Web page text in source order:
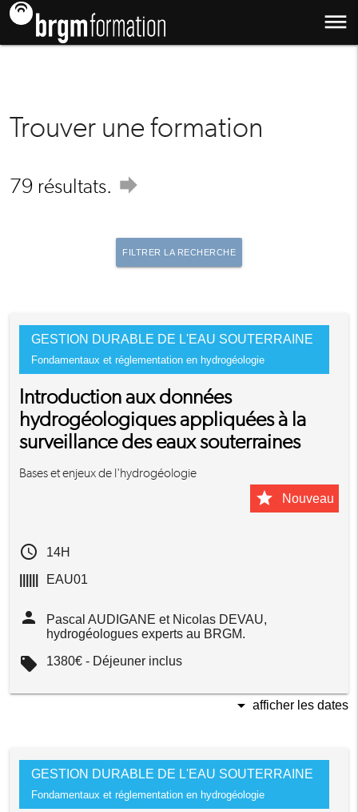
dehaze
Trouver une formation
79 résultats. forward
FILTRER LA RECHERCHE
GESTION DURABLE DE L'EAU SOUTERRAINE
Fondamentaux et réglementation en hydrogéologie
Introduction aux données
hydrogéologiques appliquées à la
surveillance des eaux souterraines
Bases et enjeux de l'hydrogéologie
star Nouveau
access_time
14H
EAU01
person
Pascal AUDIGANE et Nicolas DEVAU,
hydrogéologues experts au BRGM.
local_offer 1380€ - Déjeuner inclus
arrow_drop_down afficher les dates
GESTION DURABLE DE L'EAU SOUTERRAINE
Fondamentaux et réglementation en hydrogéologie